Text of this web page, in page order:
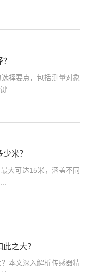
择要点，包括测量对象
...
米？
大可达15米，涵盖不同
之大？
本文深入解析传感器精